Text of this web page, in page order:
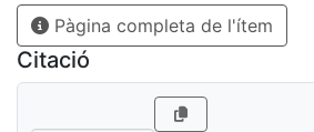
Pàgina completa de l'ítem
Citació